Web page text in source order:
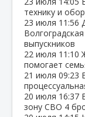
технику и
23 июля 11:56
выпускников
22 июля 11:10
помогает
21 июля 09:23
20 июля 16:37
зону СВО 4